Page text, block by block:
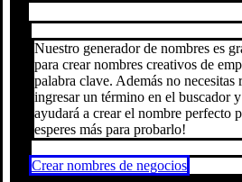
Nuestro generador de nombres es
para crear nombres creativos de
palabra clave. Además no necesitas
ingresar un término en el buscador
ayudará a crear el nombre perfecto
esperes más para probarlo!
Crear nombres de negocios